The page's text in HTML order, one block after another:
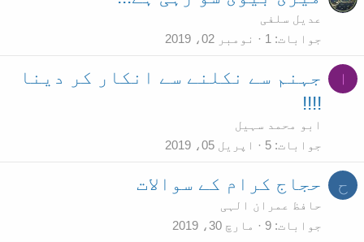
عدیل سلفی
جوابات
1 نومبر 02، 2019
ا
جہنم سے نکلنے سے انکار کر دینا
!!!!
ابو محمد سہیل
جوابات 5 اپریل 05، 2019
ح حجاج کرام کے سوالات
حافظ عمران الہی
جوابات 9 مارچ 30، 2019